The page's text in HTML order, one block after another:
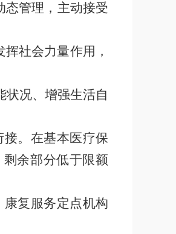
态管理，主动接受
社会力量作用，
状况、增强生活自
。在基本医疗保
余部分低于限额
复服务定点机构